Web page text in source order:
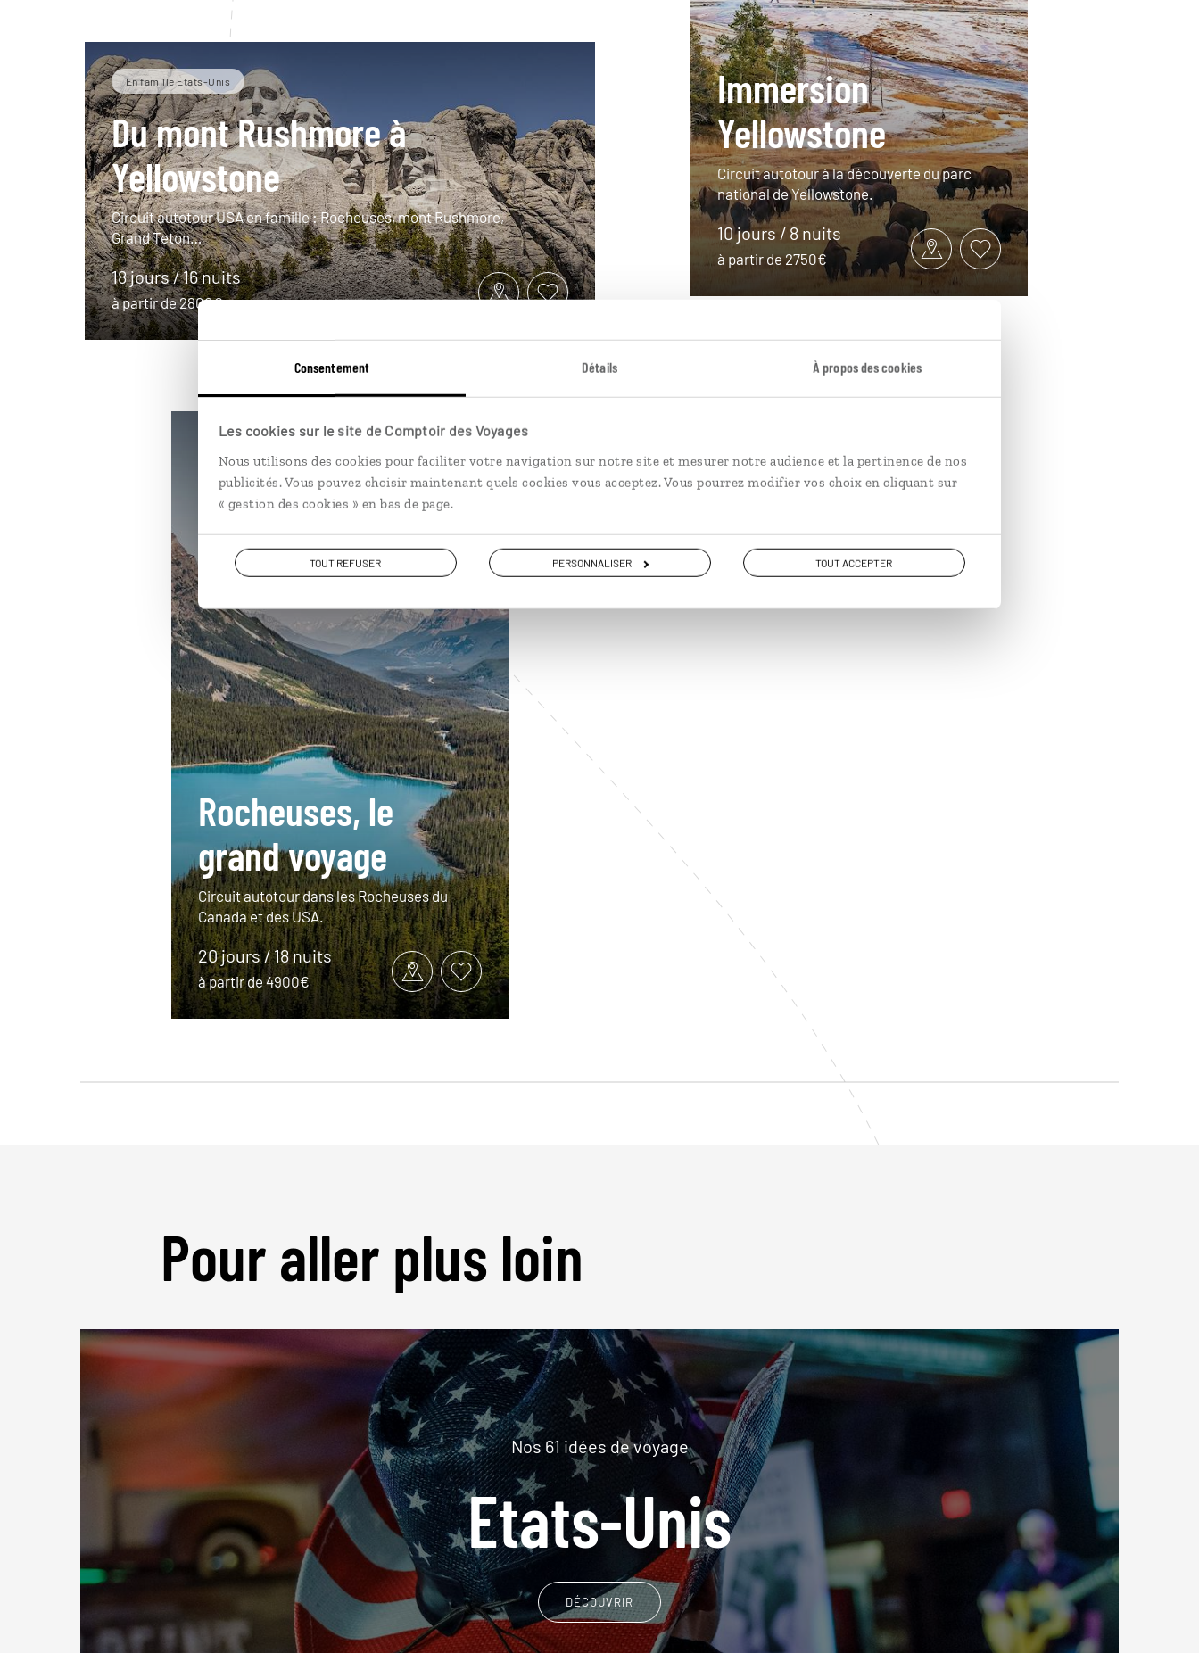
Consentement Détails À propos des cookies
Les cookies sur le site de Comptoir des Voyages
Nous utilisons des cookies pour faciliter votre navigation sur notre site et mesurer notre audience et la pertinence de nos
publicités. Vous pouvez choisir maintenant quels cookies vous acceptez. Vous pourrez modifier vos choix en cliquant sur
« gestion des cookies » en bas de page.
TOUT REFUSER PERSONNALISER TOUT ACCEPTER
En famille Etats-Unis
Du mont Rushmore à
Yellowstone
Circuit autotour USA en famille : Rocheuses, mont Rushmore,
Grand Teton…
18 jours / 16 nuits
à partir de 2800€
Immersion
Yellowstone
Circuit autotour à la découverte du parc
national de Yellowstone.
10 jours / 8 nuits
à partir de 2750€
Canada
Rocheuses, le
grand voyage
Circuit autotour dans les Rocheuses du
Canada et des USA.
20 jours / 18 nuits
à partir de 4900€
Pour aller plus loin
Nos 61 idées de voyage
Etats-Unis
DÉCOUVRIR